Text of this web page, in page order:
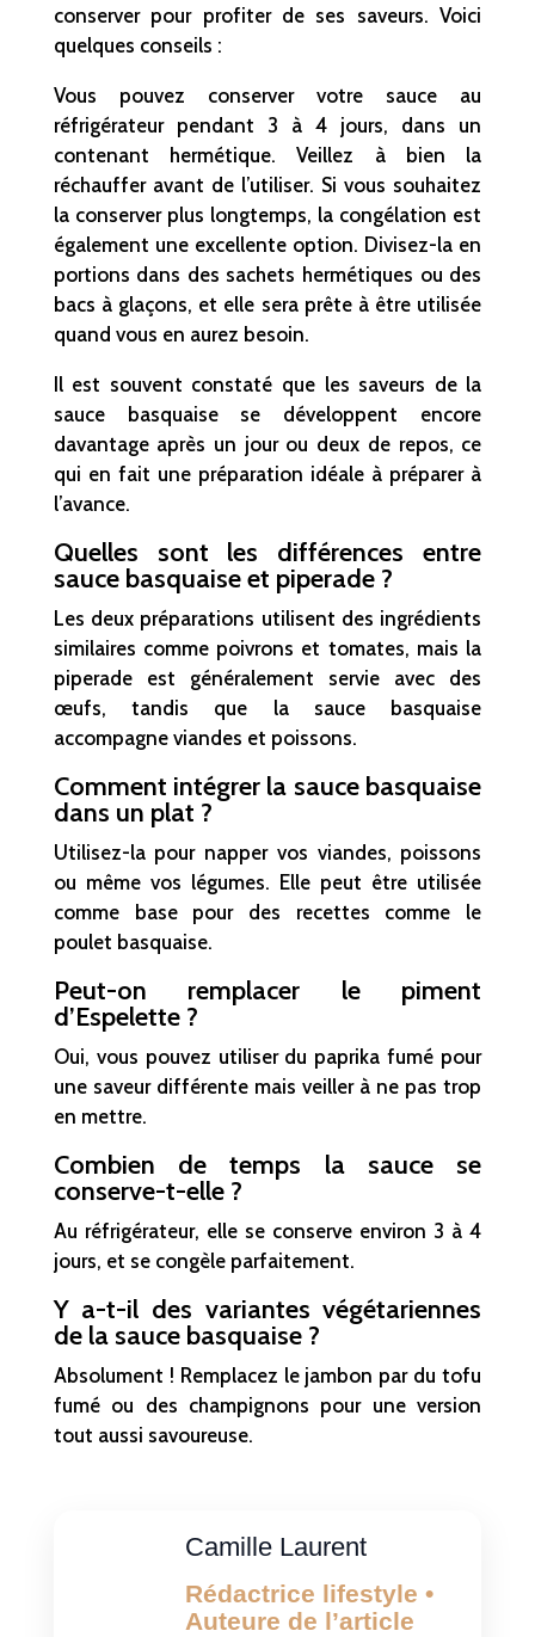
conserver pour profiter de ses saveurs. Voici
quelques conseils :
Vous pouvez conserver votre sauce au
réfrigérateur pendant 3 à 4 jours, dans un
contenant hermétique. Veillez à bien la
réchauffer avant de l’utiliser. Si vous souhaitez
la conserver plus longtemps, la congélation est
également une excellente option. Divisez-la en
portions dans des sachets hermétiques ou des
bacs à glaçons, et elle sera prête à être utilisée
quand vous en aurez besoin.
Il est souvent constaté que les saveurs de la
sauce basquaise se développent encore
davantage après un jour ou deux de repos, ce
qui en fait une préparation idéale à préparer à
l’avance.
Quelles sont les différences entre
sauce basquaise et piperade ?
Les deux préparations utilisent des ingrédients
similaires comme poivrons et tomates, mais la
piperade est généralement servie avec des
œufs, tandis que la sauce basquaise
accompagne viandes et poissons.
Comment intégrer la sauce basquaise
dans un plat ?
Utilisez-la pour napper vos viandes, poissons
ou même vos légumes. Elle peut être utilisée
comme base pour des recettes comme le
poulet basquaise.
Peut-on remplacer le piment
d’Espelette ?
Oui, vous pouvez utiliser du paprika fumé pour
une saveur différente mais veiller à ne pas trop
en mettre.
Combien de temps la sauce se
conserve-t-elle ?
Au réfrigérateur, elle se conserve environ 3 à 4
jours, et se congèle parfaitement.
Y a-t-il des variantes végétariennes
de la sauce basquaise ?
Absolument ! Remplacez le jambon par du tofu
fumé ou des champignons pour une version
tout aussi savoureuse.
Camille Laurent
Rédactrice lifestyle •
Auteure de l’article